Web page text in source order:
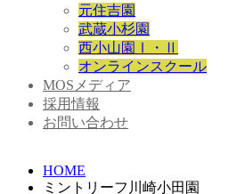
元住吉園
武蔵小杉園
西小山園Ⅰ・Ⅱ
オンラインスクール
MOSメディア
採用情報
お問い合わせ
HOME
ミントリーフ川崎小田園